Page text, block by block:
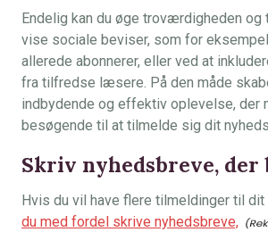
Endelig kan du øge troværdigheden og
vise sociale beviser, som for
allerede abonnerer, eller ved at
fra tilfredse læsere. På den måde
indbydende og effektiv oplevelse, der
besøgende til at tilmelde sig dit
Skriv nyhedsbreve,
Hvis du vil have flere tilmeldinger til dit
du med fordel skrive nyhedsbreve,